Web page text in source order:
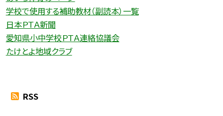
学校で使用する補助教材（副読本）一覧
日本ＰＴＡ新聞
愛知県小中学校ＰＴＡ連絡協議会
たけとよ地域クラブ
RSS